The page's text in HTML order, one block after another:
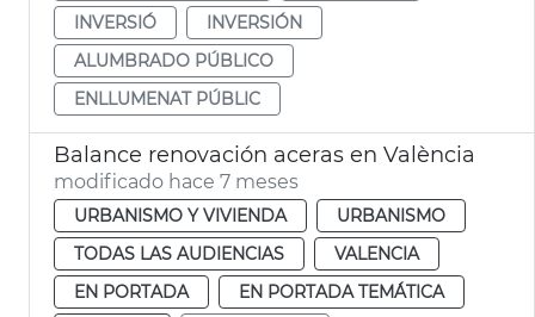
INVERSIÓ
INVERSIÓN
ALUMBRADO PÚBLICO
ENLLUMENAT PÚBLIC
Balance renovación aceras en València
modificado hace 7 meses
URBANISMO Y VIVIENDA
URBANISMO
TODAS LAS AUDIENCIAS
VALENCIA
EN PORTADA
EN PORTADA TEMÁTICA